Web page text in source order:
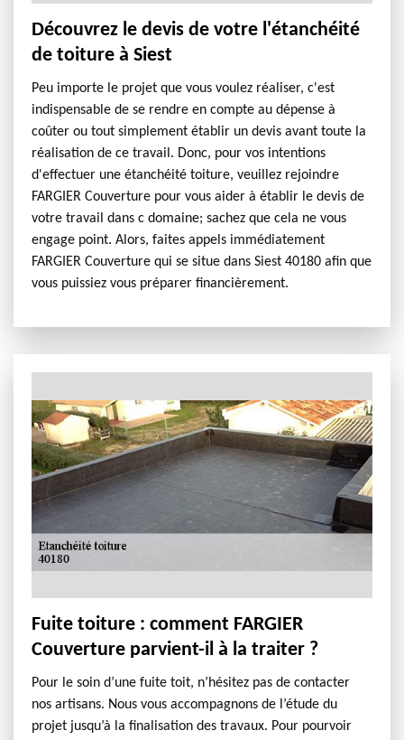
Découvrez le devis de votre l'étanchéité
de toiture à Siest
Peu importe le projet que vous voulez réaliser, c'est
indispensable de se rendre en compte au dépense à
coûter ou tout simplement établir un devis avant toute la
réalisation de ce travail. Donc, pour vos intentions
d'effectuer une étanchéité toiture, veuillez rejoindre
FARGIER Couverture pour vous aider à établir le devis de
votre travail dans c domaine; sachez que cela ne vous
engage point. Alors, faites appels immédiatement
FARGIER Couverture qui se situe dans Siest 40180 afin que
vous puissiez vous préparer financièrement.
Fuite toiture : comment FARGIER
Couverture parvient-il à la traiter ?
Pour le soin d’une fuite toit, n’hésitez pas de contacter
nos artisans. Nous vous accompagnons de l’étude du
projet jusqu’à la finalisation des travaux. Pour pourvoir